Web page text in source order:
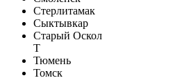
Стерлитамак
Сыктывкар
Старый Оскол
Т
Тюмень
Томск